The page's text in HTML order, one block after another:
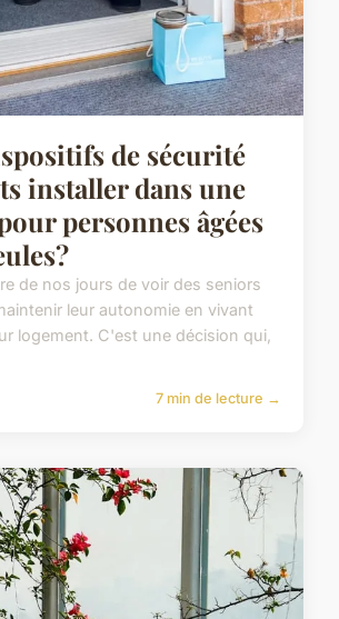
de sécurité
installer dans une
personnes âgées
de nos jours de voir des seniors
leur autonomie en vivant
logement. C'est une décision qui,
7 min de lecture →